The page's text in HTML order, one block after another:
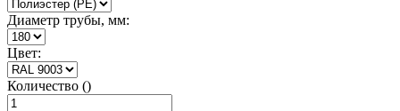
Диаметр трубы, мм:
Цвет:
Количество ()